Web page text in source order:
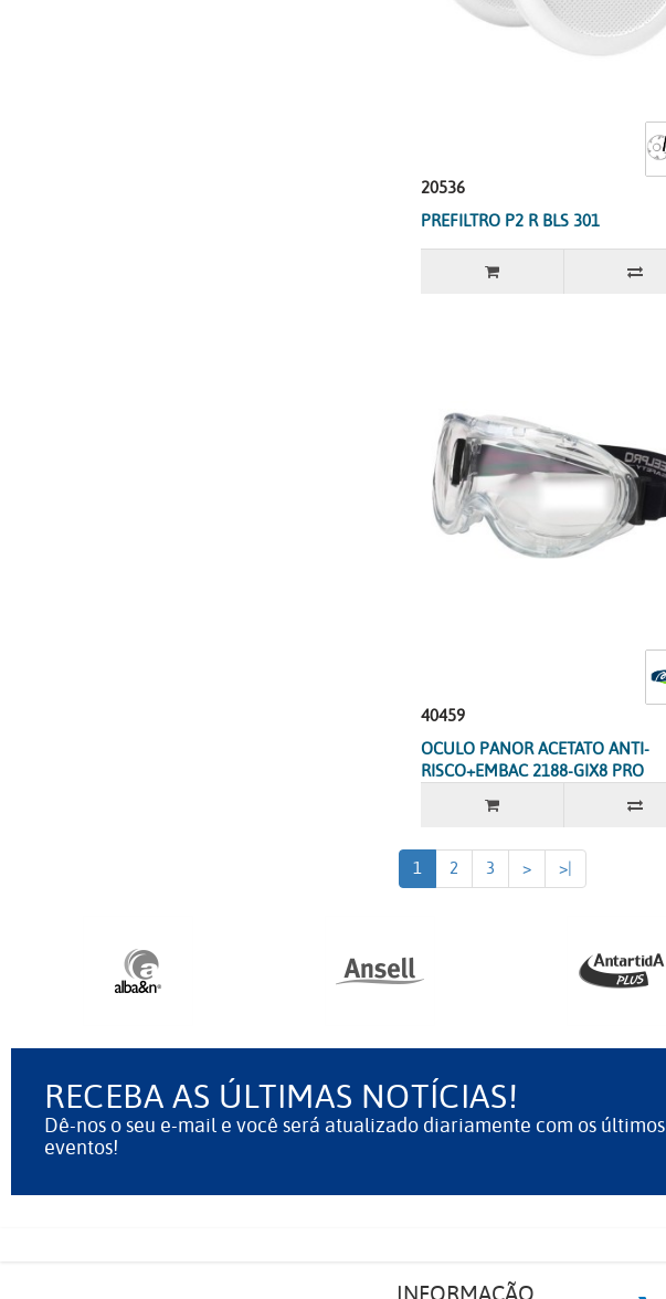
20536
PREFILTRO P2 R BLS 301
40459
OCULO PANOR ACETATO ANTI-
RISCO+EMBAC 2188-GIX8 PRO
1 2 3 > >|
RECEBA AS ÚLTIMAS NOTÍCIAS!
Dê-nos o seu e-mail e você será atualizado diariamente com os últimos
eventos!